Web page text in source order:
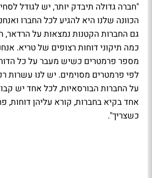
"חברה גדולה תיבדק יותר, יש לגודל
הכוונה שלנו היא להגיע לכל החברו
גם החברות הקטנות נמצאות על הרדאר,
כמה תיקוני דוחות רצופים של טריא.
מספר פרמטרים כשיש מעבר על כל
לפי פרמטרים מסוימים. יש לנו עשרות
על החברות הבורסאיות, לכל אחד יש
אחד בקיא בחברות, קורא עליהן דוחות,
כשצריך".